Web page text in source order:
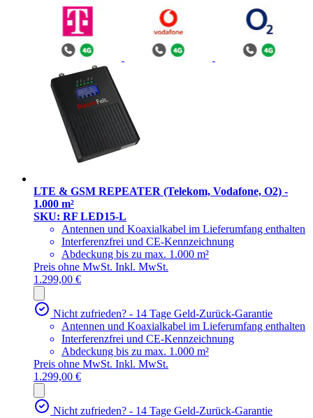
LTE & GSM REPEATER (Telekom, Vodafone, O2) -
1.000 m²
SKU: RF LED15-L
Antennen und Koaxialkabel im Lieferumfang enthalten
Interferenzfrei und CE-Kennzeichnung
Abdeckung bis zu max. 1.000 m²
Preis ohne MwSt. Inkl. MwSt.
1.299,00 €
Nicht zufrieden? - 14 Tage Geld-Zurück-Garantie
Antennen und Koaxialkabel im Lieferumfang enthalten
Interferenzfrei und CE-Kennzeichnung
Abdeckung bis zu max. 1.000 m²
Preis ohne MwSt. Inkl. MwSt.
1.299,00 €
Nicht zufrieden? - 14 Tage Geld-Zurück-Garantie